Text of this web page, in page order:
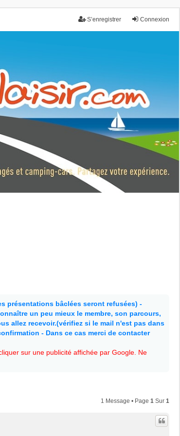
Connexion
S’enregistrer
présentations bâclées seront refusées) -
un peu mieux le membre, son parcours,
allez recevoir.(vérifiez si le mail n'est pas dans
- Dans ce cas merci de contacter
sur une publicité affichée par Google. Ne
1 Message • Page 1 Sur 1